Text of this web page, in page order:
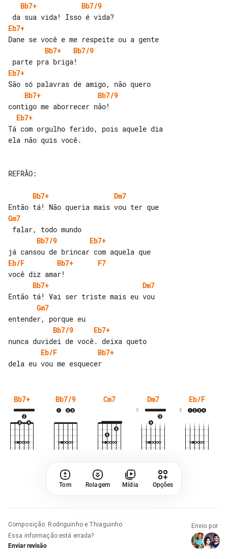
Bb7+
Bb7/9
Eb7+
Bb7+
Bb7/9
Eb7+
Bb7+
Bb7/9
Eb7+
Tá com orgulho ferido, pois aquele dia
ela não quis você.
REFRÃO:
Bb7+
Dm7
Gm7
Bb7/9
Eb7+
Eb/F
Bb7+
F7
Bb7+
Dm7
Gm7
Bb7/9
Eb7+
Eb/F
Bb7+
Bb7+ Bb7/9 Cm7 Dm7
5
Eb/F
8
Tom Rolagem Mídia Opções
Composição: Rodriguinho e Thiaguinho
Essa informação está errada?
Enviar revisão
Envio por